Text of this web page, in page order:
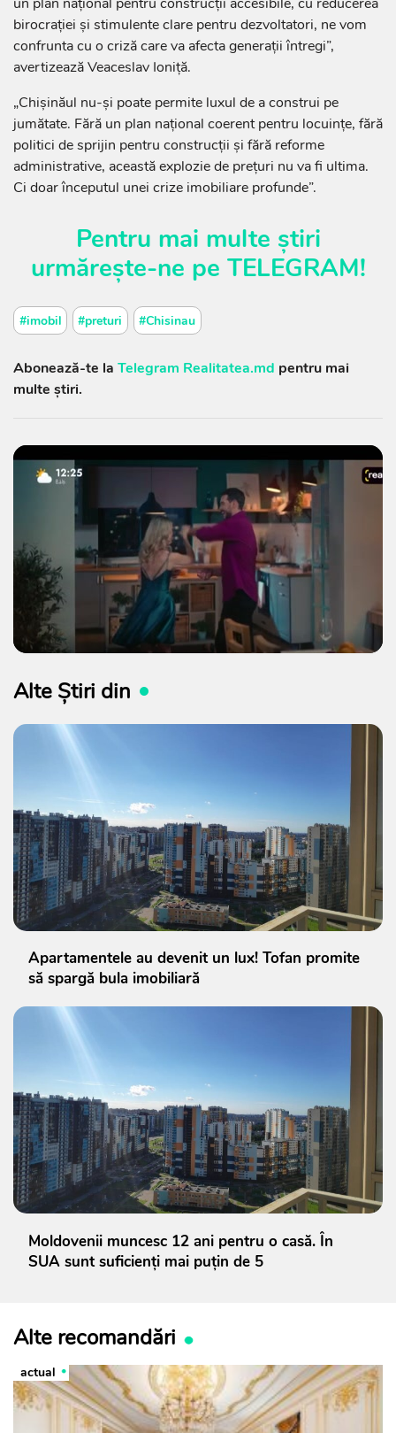
birocrației și stimulente clare pentru dezvoltatori, ne vom
confrunta cu o criză care va afecta generații întregi”,
avertizează Veaceslav Ioniță.
„Chișinăul nu-și poate permite luxul de a construi pe
jumătate. Fără un plan național coerent pentru locuințe, fără
politici de sprijin pentru construcții și fără reforme
administrative, această explozie de prețuri nu va fi ultima.
Ci doar începutul unei crize imobiliare profunde”.
Pentru mai multe știri
urmărește-ne pe TELEGRAM!
#imobil #preturi #Chisinau
Abonează-te la Telegram Realitatea.md pentru mai
multe știri.
Alte Știri din
Apartamentele au devenit un lux! Tofan promite
să spargă bula imobiliară
Moldovenii muncesc 12 ani pentru o casă. În
SUA sunt suficienți mai puțin de 5
Alte recomandări
actual